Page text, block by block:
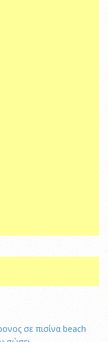
σε πισίνα beach